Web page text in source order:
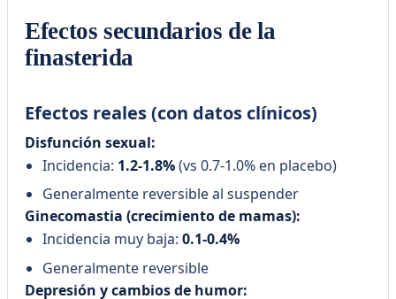
Efectos secundarios de la
finasterida
Efectos reales (con datos clínicos)
Disfunción sexual:
Incidencia: 1.2-1.8%(vs 0.7-1.0% en placebo)
Generalmente reversible al suspender
Ginecomastia (crecimiento de mamas):
Incidencia muy baja:0.1-0.4%
Generalmente reversible
Depresión y cambios de humor: